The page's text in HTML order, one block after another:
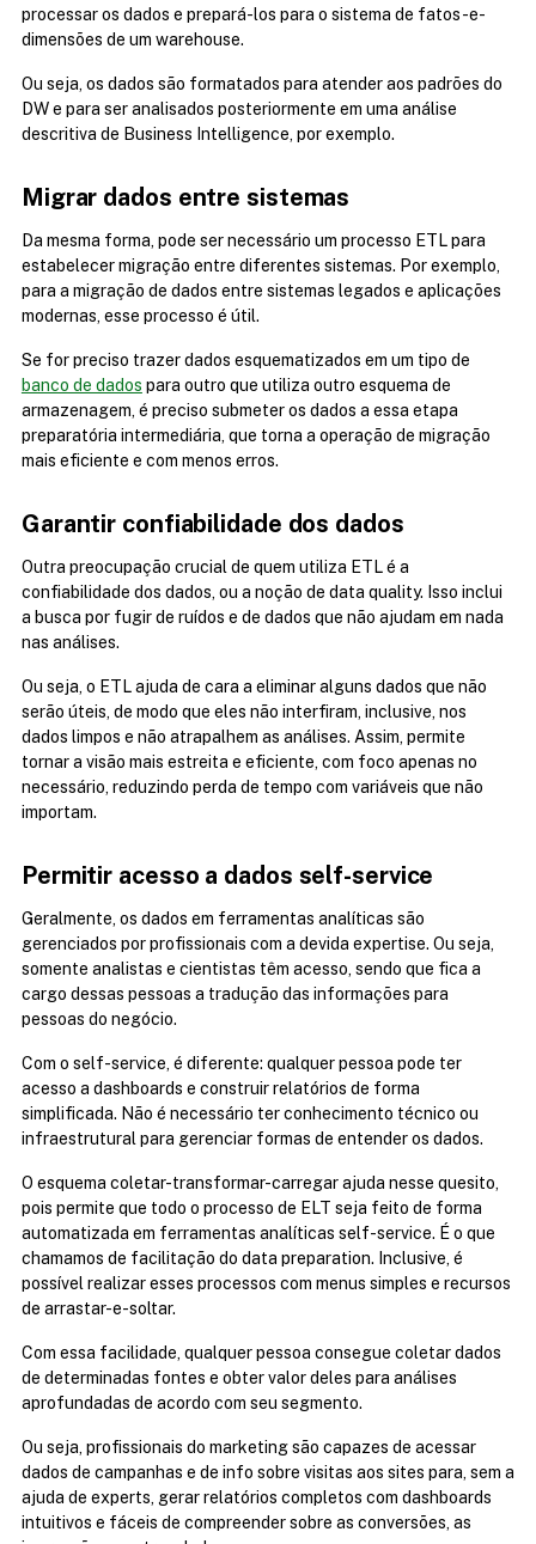
processar os dados e prepará-los para o sistema de fatos-e-
dimensões de um warehouse.
Ou seja, os dados são formatados para atender aos padrões do
DW e para ser analisados posteriormente em uma análise
descritiva de Business Intelligence, por exemplo.
Migrar dados entre sistemas
Da mesma forma, pode ser necessário um processo ETL para
estabelecer migração entre diferentes sistemas. Por exemplo,
para a migração de dados entre sistemas legados e aplicações
modernas, esse processo é útil.
banco de dados para outro que utiliza outro esquema de
armazenagem, é preciso submeter os dados a essa etapa
preparatória intermediária, que torna a operação de migração
mais eficiente e com menos erros.
Garantir confiabilidade dos dados
Outra preocupação crucial de quem utiliza ETL é a
confiabilidade dos dados, ou a noção de data quality. Isso inclui
a busca por fugir de ruídos e de dados que não ajudam em nada
nas análises.
Ou seja, o ETL ajuda de cara a eliminar alguns dados que não
serão úteis, de modo que eles não interfiram, inclusive, nos
dados limpos e não atrapalhem as análises. Assim, permite
tornar a visão mais estreita e eficiente, com foco apenas no
necessário, reduzindo perda de tempo com variáveis que não
importam.
Permitir acesso a dados self-service
Geralmente, os dados em ferramentas analíticas são
gerenciados por profissionais com a devida expertise. Ou seja,
somente analistas e cientistas têm acesso, sendo que fica a
cargo dessas pessoas a tradução das informações para
pessoas do negócio.
Com o self-service, é diferente: qualquer pessoa pode ter
acesso a dashboards e construir relatórios de forma
simplificada. Não é necessário ter conhecimento técnico ou
infraestrutural para gerenciar formas de entender os dados.
O esquema coletar-transformar-carregar ajuda nesse quesito,
pois permite que todo o processo de ELT seja feito de forma
automatizada em ferramentas analíticas self-service. É o que
chamamos de facilitação do data preparation. Inclusive, é
possível realizar esses processos com menus simples e recursos
de arrastar-e-soltar.
Com essa facilidade, qualquer pessoa consegue coletar dados
de determinadas fontes e obter valor deles para análises
aprofundadas de acordo com seu segmento.
Ou seja, profissionais do marketing são capazes de acessar
dados de campanhas e de info sobre visitas aos sites para, sem a
ajuda de experts, gerar relatórios completos com dashboards
intuitivos e fáceis de compreender sobre as conversões, as